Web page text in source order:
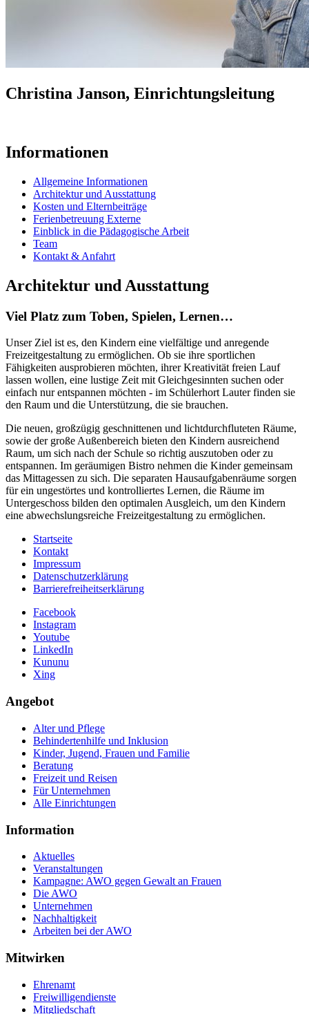
Christina Janson, Einrichtungsleitung
Informationen
Allgemeine Informationen
Architektur und Ausstattung
Kosten und Elternbeiträge
Ferienbetreuung Externe
Einblick in die Pädagogische Arbeit
Team
Kontakt & Anfahrt
Architektur und Ausstattung
Viel Platz zum Toben, Spielen, Lernen…
Unser Ziel ist es, den Kindern eine vielfältige und anregende
Freizeitgestaltung zu ermöglichen. Ob sie ihre sportlichen
Fähigkeiten ausprobieren möchten, ihrer Kreativität freien Lauf
lassen wollen, eine lustige Zeit mit Gleichgesinnten suchen oder
einfach nur entspannen möchten - im Schülerhort Lauter finden sie
den Raum und die Unterstützung, die sie brauchen.
Die neuen, großzügig geschnittenen und lichtdurchfluteten Räume,
sowie der große Außenbereich bieten den Kindern ausreichend
Raum, um sich nach der Schule so richtig auszutoben oder zu
entspannen. Im geräumigen Bistro nehmen die Kinder gemeinsam
das Mittagessen zu sich. Die separaten Hausaufgabenräume sorgen
für ein ungestörtes und kontrolliertes Lernen, die Räume im
Untergeschoss bilden den optimalen Ausgleich, um den Kindern
eine abwechslungsreiche Freizeitgestaltung zu ermöglichen.
Startseite
Kontakt
Impressum
Datenschutzerklärung
Barrierefreiheitserklärung
Facebook
Instagram
Youtube
LinkedIn
Kununu
Xing
Angebot
Alter und Pflege
Behindertenhilfe und Inklusion
Kinder, Jugend, Frauen und Familie
Beratung
Freizeit und Reisen
Für Unternehmen
Alle Einrichtungen
Information
Aktuelles
Veranstaltungen
Kampagne: AWO gegen Gewalt an Frauen
Die AWO
Unternehmen
Nachhaltigkeit
Arbeiten bei der AWO
Mitwirken
Ehrenamt
Freiwilligendienste
Mitgliedschaft